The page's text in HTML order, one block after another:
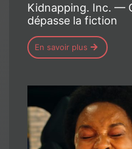
Kidnapping. Inc. —
dépasse la fiction
En savoir plus